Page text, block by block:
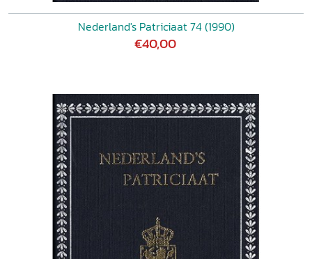
Nederland's Patriciaat 74 (1990)
€40,00